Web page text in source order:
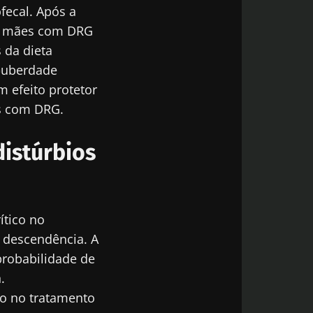
Após a
com DRG
dieta
efeito protetor
DRG.
no
A
de
no tratamento
força